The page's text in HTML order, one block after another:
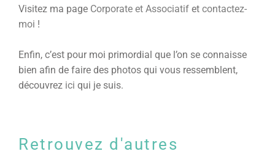
Visitez ma page Corporate et Associatif et contactez-
moi !
Enfin, c’est pour moi primordial que l’on se connaisse
bien afin de faire des photos qui vous ressemblent,
découvrez ici qui je suis.
Retrouvez d'autres